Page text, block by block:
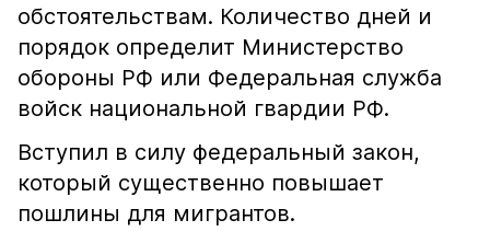
обстоятельствам. Количество дней и
порядок определит Министерство
обороны РФ или Федеральная служба
войск национальной гвардии РФ.
Вступил в силу федеральный закон,
который существенно повышает
пошлины для мигрантов.